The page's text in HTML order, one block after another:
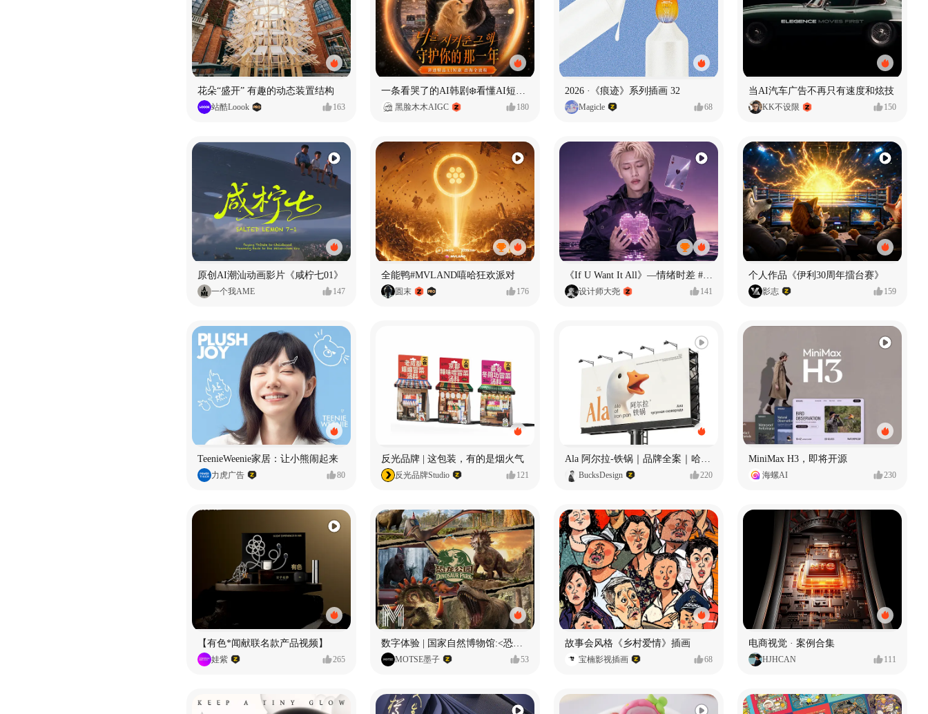
花朵“盛开” 有趣的动态装置结构
站酷Loook 163
一条看哭了的AI韩剧❄️看懂AI短剧出海全流程
黑脸木木AIGC 180
2026 ·《痕迹》系列插画 32
Magicle 68
当AI汽车广告不再只有速度和炫技
KK不设限 150
原创AI潮汕动画影片《咸柠七01》
一个我AME 147
全能鸭#MVLAND嘻哈狂欢派对
圆末 176 设计师大尧 141
个人作品《伊利30周年擂台赛》
影志 159
TeenieWeenie家居：让小熊闹起来
力虎广告 80
反光品牌 | 这包装，有的是烟火气
反光品牌Studio 121
Ala 阿尔拉-铁锅｜品牌全案｜哈尔滨
BucksDesign 220
MiniMax H3，即将开源
海螺AI 230
【有色*闻献联名款产品视频】
娃紫 265 MOTSE墨子 53
故事会风格《乡村爱情》插画
宝楠影视插画 68
电商视觉 · 案例合集
HJHCAN 111